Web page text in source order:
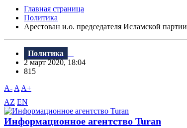
Главная страница
Политика
Арестован и.о. председателя Исламской партии
Политика
2 март 2020, 18:04
815
A- A A+
AZ EN
Информационное агентство Turan